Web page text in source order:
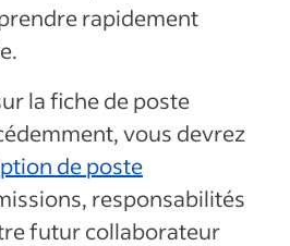
rapidement
la fiche de poste
vous devrez
de poste
responsabilités
futur collaborateur